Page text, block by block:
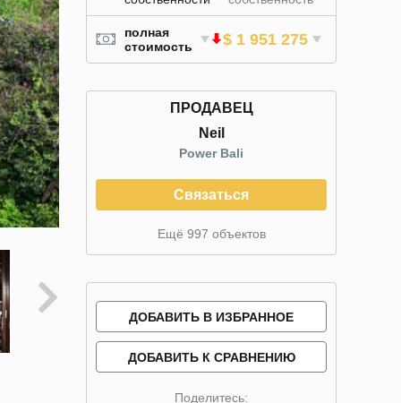
полная
стоимость
$ 1 951 275
ПРОДАВЕЦ
Neil
Power Bali
Связаться
Ещё 997 объектов
ДОБАВИТЬ В ИЗБРАННОЕ
ДОБАВИТЬ К СРАВНЕНИЮ
Поделитесь: